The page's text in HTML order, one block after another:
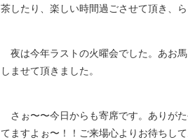
茶したり、楽しい時間過ごさせて頂き、ら
夜は今年ラストの火曜会でした。あお
しませて頂きました。
さぉ〜〜今日からも寄席です。ありが
てますよぉ〜！！ご来場心よりお待ちして